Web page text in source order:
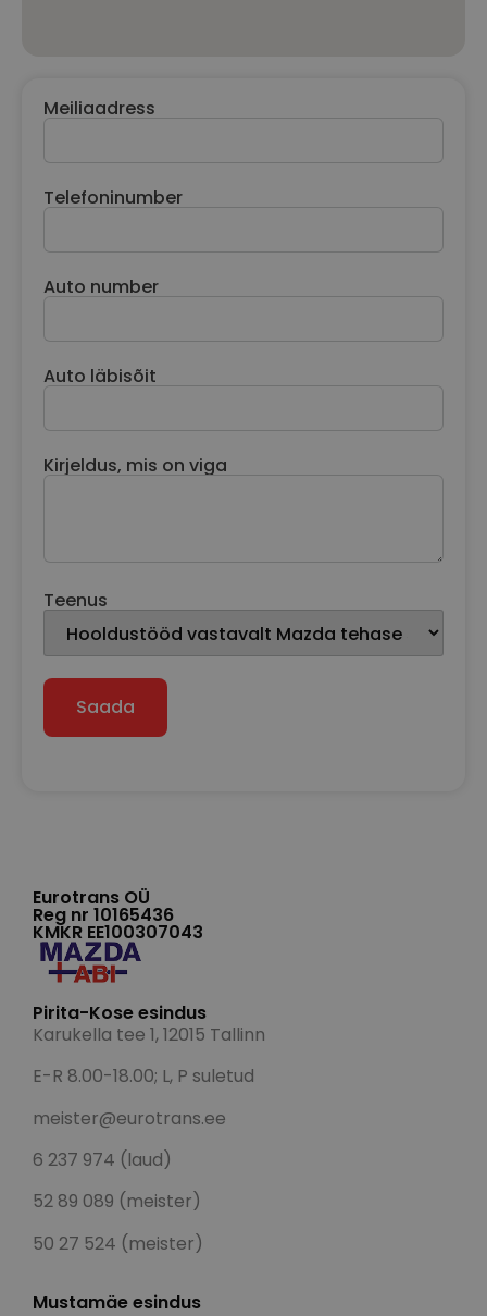
Meiliaadress
Telefoninumber
Auto number
Auto läbisõit
Kirjeldus, mis on viga
Teenus
Eurotrans OÜ
Reg nr 10165436
KMKR EE100307043
Pirita-Kose esindus
Karukella tee 1, 12015 Tallinn
E-R 8.00-18.00; L, P suletud
meister@eurotrans.ee
6 237 974 (laud)
52 89 089 (meister)
50 27 524 (meister)
Mustamäe esindus